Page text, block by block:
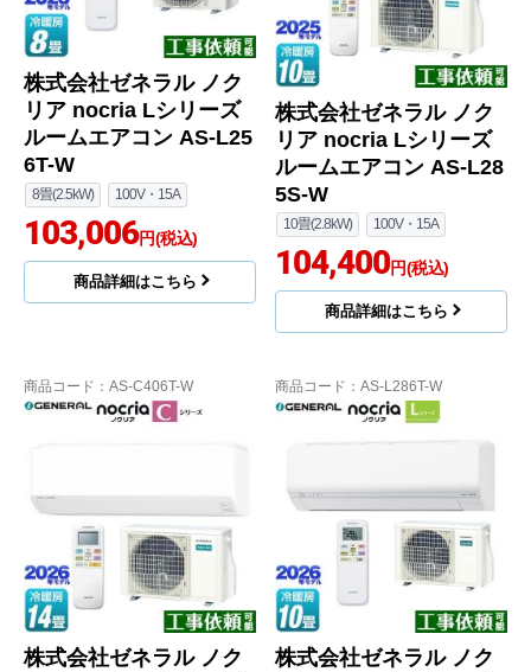
株式会社ゼネラル ノク
リア nocria Lシリーズ
ルームエアコン AS-L25
6T-W
8畳(2.5kW) 100V・15A
103,006円(税込)
商品詳細はこちら
株式会社ゼネラル ノク
リア nocria Lシリーズ
ルームエアコン AS-L28
5S-W
10畳(2.8kW) 100V・15A
104,400円(税込)
商品詳細はこちら
商品コード ：AS-C406T-W
株式会社ゼネラル ノク
商品コード ：AS-L286T-W
株式会社ゼネラル ノク